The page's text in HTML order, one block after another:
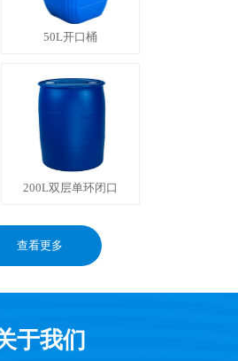
50L开口桶
200L双层单环闭口
查看更多
于我们